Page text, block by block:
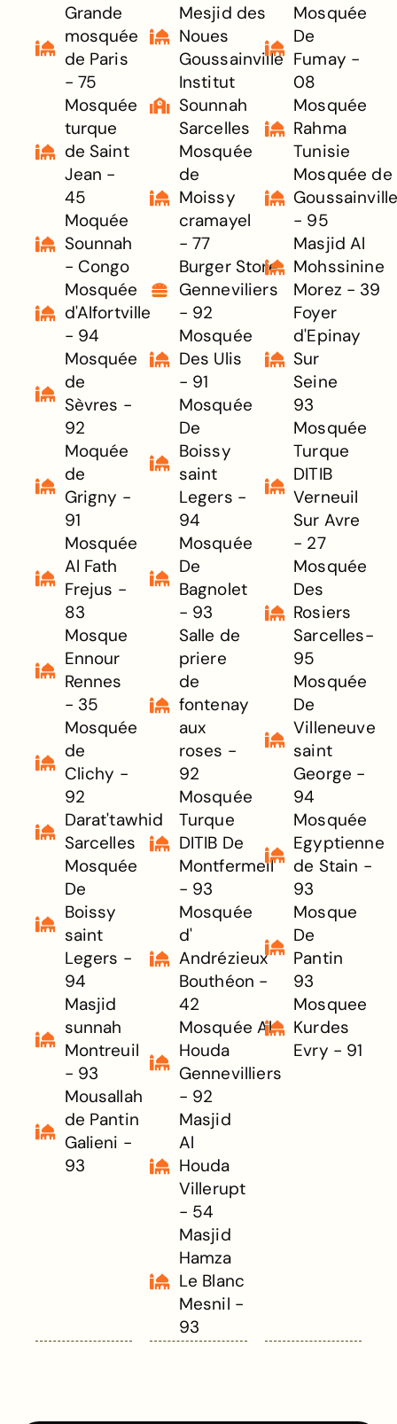
Grande
mosquée
de Paris
- 75
Mosquée
turque
de Saint
Jean -
45
Moquée
Sounnah
- Congo
Mosquée
d'Alfortville
- 94
Mosquée
de
Sèvres -
92
Moquée
de
Grigny -
91
Mosquée
Al Fath
Frejus -
83
Mosque
Ennour
Rennes
- 35
Mosquée
de
Clichy -
92
Darat'tawhid
Sarcelles
Mosquée
De
Boissy
saint
Legers -
94
Masjid
sunnah
Montreuil
- 93
Mousallah
de Pantin
Galieni -
93
Mesjid des
Noues
Goussainville
Institut
Sounnah
Sarcelles
Mosquée
de
Moissy
cramayel
- 77
Burger Store
Genneviliers
- 92
Mosquée
Des Ulis
- 91
Mosquée
De
Boissy
saint
Legers -
94
Mosquée
De
Bagnolet
- 93
Salle de
priere
de
fontenay
aux
roses -
92
Mosquée
Turque
DITIB De
Montfermeil
- 93
Mosquée
d'
Andrézieux
Bouthéon -
42
Mosquée Al
Houda
Gennevilliers
- 92
Masjid
Al
Houda
Villerupt
- 54
Masjid
Hamza
Le Blanc
Mesnil -
93
Mosquée
De
Fumay -
08
Mosquée
Rahma
Tunisie
Mosquée de
- 95
Masjid Al
Mohssinine
Morez - 39
Foyer
d'Epinay
Sur
Seine
93
Mosquée
Turque
DITIB
Verneuil
Sur Avre
- 27
Mosquée
Des
Rosiers
Sarcelles-
95
Mosquée
De
Villeneuve
saint
George -
94
Mosquée
Egyptienne
de Stain -
93
Mosque
De
Pantin
93
Mosquee
Kurdes
Evry - 91